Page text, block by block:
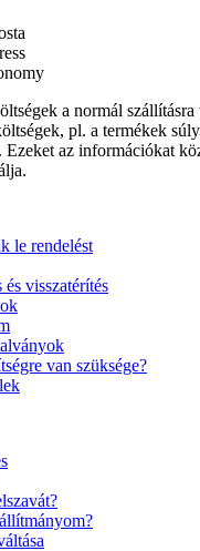
a normál
pl. a termékek
Ezeket az információkat
le rendelést
visszatérítés
van szüksége?